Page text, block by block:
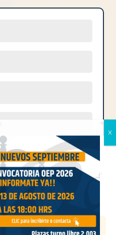
para analizar el tráfico en nuestro
aceptar todas las cookies,
rechazarlas.
de privacidad de Rafael